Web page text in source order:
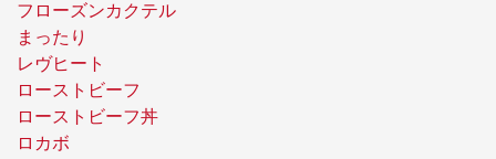
フローズンカクテル
まったり
レヴヒート
ローストビーフ
ローストビーフ丼
ロカボ